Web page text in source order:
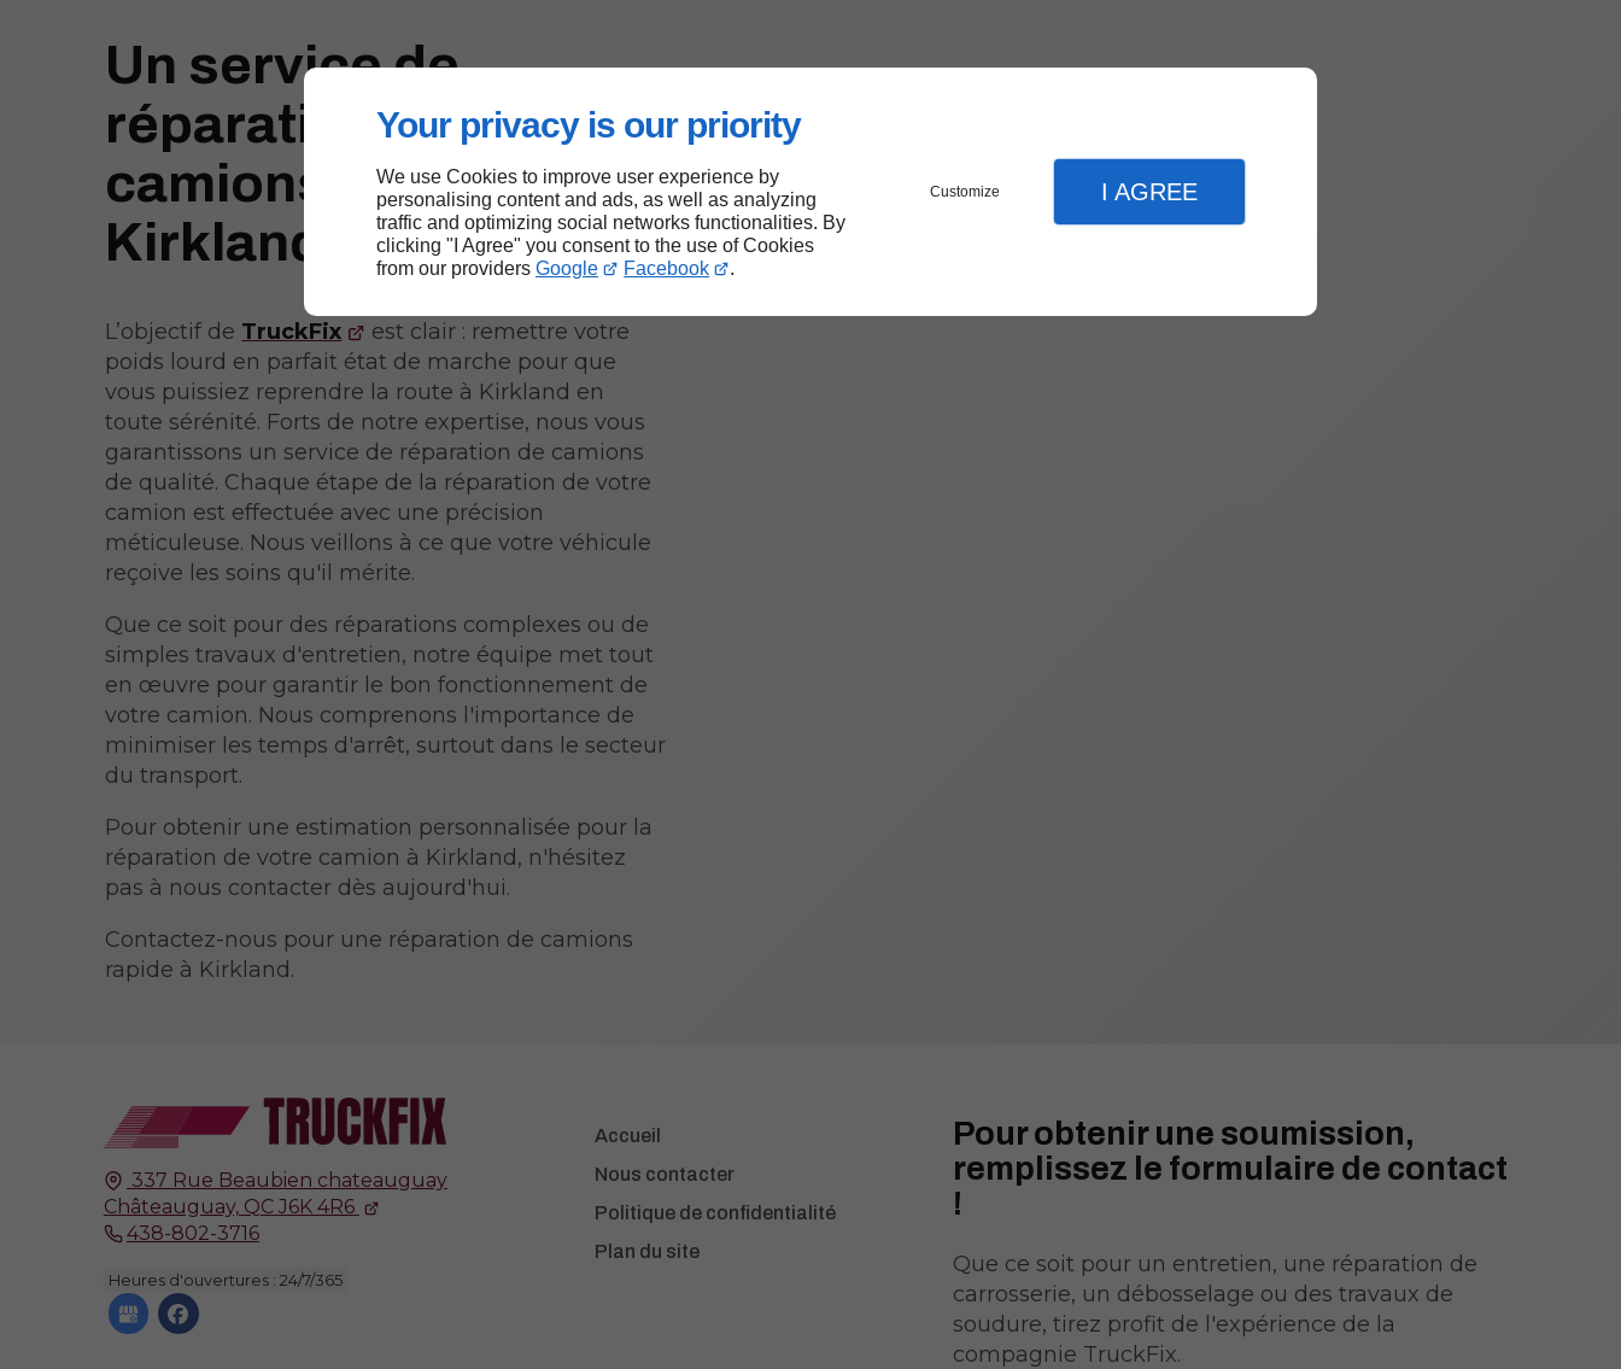
Your privacy is our priority
We use Cookies to improve user experience by
personalising content and ads, as well as analyzing
traffic and optimizing social networks functionalities. By
clicking "I Agree" you consent to the use of Cookies
from our providers Google Facebook .
Customize I AGREE
Un service de
réparation de
camions fiable à
Kirkland
L’objectif de TruckFix
est clair : remettre votre
poids lourd en parfait état de marche pour que
vous puissiez reprendre la route à Kirkland en
toute sérénité. Forts de notre expertise, nous vous
garantissons un service de réparation de camions
de qualité. Chaque étape de la réparation de votre
camion est effectuée avec une précision
méticuleuse. Nous veillons à ce que votre véhicule
reçoive les soins qu'il mérite.
Que ce soit pour des réparations complexes ou de
simples travaux d'entretien, notre équipe met tout
en œuvre pour garantir le bon fonctionnement de
votre camion. Nous comprenons l'importance de
minimiser les temps d'arrêt, surtout dans le secteur
du transport.
Pour obtenir une estimation personnalisée pour la
réparation de votre camion à Kirkland, n'hésitez
pas à nous contacter dès aujourd'hui.
Contactez-nous pour une réparation de camions
rapide à Kirkland.
337 Rue Beaubien chateauguay
Châteauguay, QC J6K 4R6
438-802-3716
Heures d'ouvertures : 24/7/365
Accueil
Nous contacter
Politique de confidentialité
Plan du site
Pour obtenir une soumission,
remplissez le formulaire de contact
!
Que ce soit pour un entretien, une réparation de
carrosserie, un débosselage ou des travaux de
soudure, tirez profit de l'expérience de la
compagnie TruckFix.